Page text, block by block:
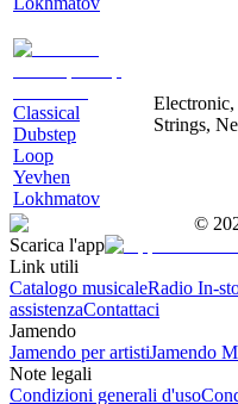
Classical
Dubstep
Loop
Yevhen
Lokhmatov
Electronic,
Strings,
©
Scarica l'app
Link utili
Catalogo musicaleRadio In-
assistenzaContattaci
Jamendo
Jamendo per artistiJamendo
Note legali
Condizioni generali d'uso